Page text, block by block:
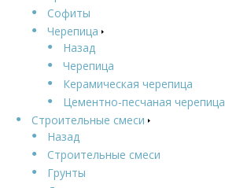
Софиты
Черепица
Назад
Черепица
Керамическая черепица
Цементно-песчаная черепица
Строительные смеси
Назад
Строительные смеси
Грунты